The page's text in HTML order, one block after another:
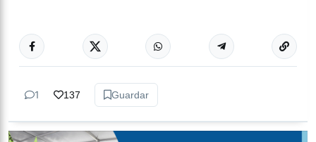
TEATRO Más
1 137 Guardar